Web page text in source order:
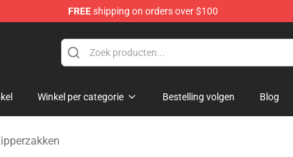
FREEshipping on orders over $100
Winkel per categorie Bestelling volgen Blog